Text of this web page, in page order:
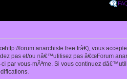
forum.anarchiste.free.frâ€), vous
pas et/ou nâ€™utilisez pas â€œForum
vous-mÃªme. Si vous continuez